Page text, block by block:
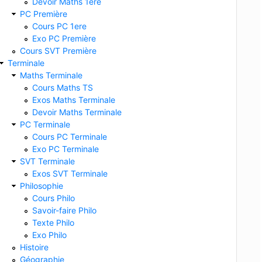
PC Première
Cours PC 1ere
Exo PC Première
Cours SVT Première
Terminale
Maths Terminale
Cours Maths TS
Exos Maths Terminale
Devoir Maths Terminale
PC Terminale
Cours PC Terminale
Exo PC Terminale
SVT Terminale
Exos SVT Terminale
Philosophie
Cours Philo
Savoir-faire Philo
Texte Philo
Exo Philo
Histoire
Géographie